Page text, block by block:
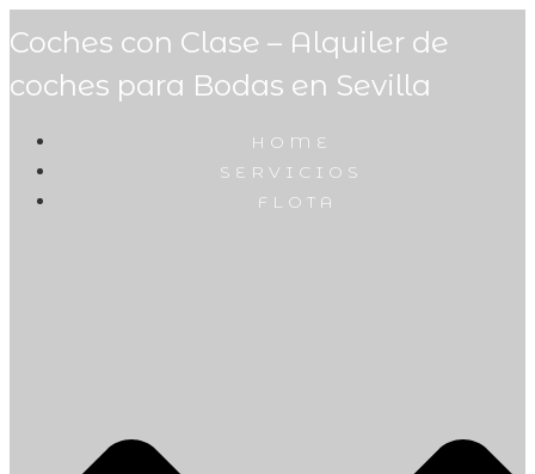
Coches con Clase – Alquiler de
coches para Bodas en Sevilla
HOME
SERVICIOS
FLOTA